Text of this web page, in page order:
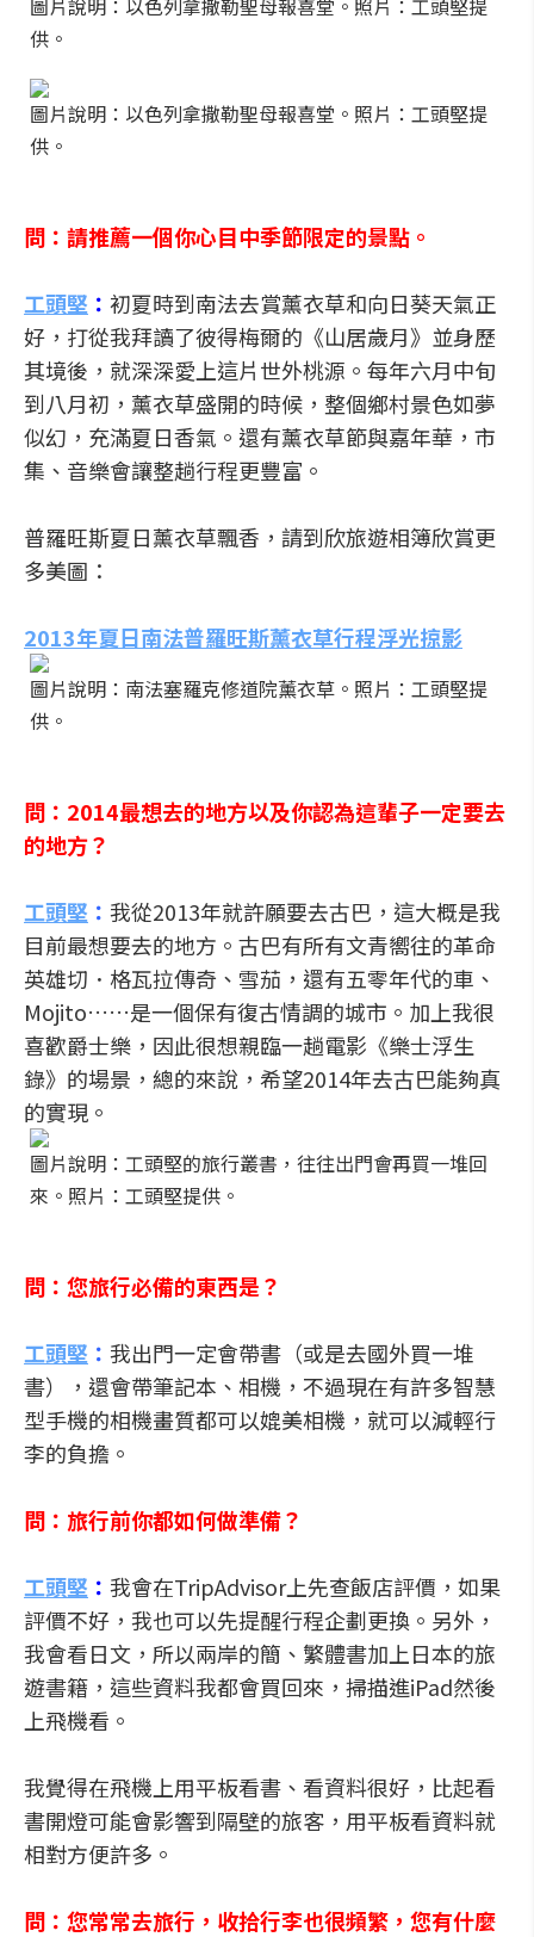
圖片說明：以色列拿撒勒聖母報喜堂。照片：工頭堅提
供。
圖片說明：以色列拿撒勒聖母報喜堂。照片：工頭堅提
供。
問：請推薦一個你心目中季節限定的景點。
工頭堅 ： 初夏時到南法去賞薰衣草和向日葵天氣正
好，打從我拜讀了彼得梅爾的《山居歲月》並身歷
其境後，就深深愛上這片世外桃源。每年六月中旬
到八月初，薰衣草盛開的時候，整個鄉村景色如夢
似幻，充滿夏日香氣。還有薰衣草節與嘉年華，市
集、音樂會讓整趟行程更豐富。
普羅旺斯夏日薰衣草飄香，請到欣旅遊相簿欣賞更
多美圖：
2013年夏日南法普羅旺斯薰衣草行程浮光掠影
圖片說明：南法塞羅克修道院薰衣草。照片：工頭堅提
供。
問：2014最想去的地方以及你認為這輩子一定要去
的地方？
工頭堅 ： 我從2013年就許願要去古巴，這大概是我
目前最想要去的地方。古巴有所有文青嚮往的革命
英雄切．格瓦拉傳奇、雪茄，還有五零年代的車、
Mojito……是一個保有復古情調的城市。加上我很
喜歡爵士樂，因此很想親臨一趟電影《樂士浮生
錄》的場景，總的來說，希望2014年去古巴能夠真
的實現。
圖片說明：工頭堅的旅行叢書，往往出門會再買一堆回
來。照片：工頭堅提供。
問：您旅行必備的東西是？
工頭堅 ： 我出門一定會帶書（或是去國外買一堆
書），還會帶筆記本、相機，不過現在有許多智慧
型手機的相機畫質都可以媲美相機，就可以減輕行
李的負擔。
問：旅行前你都如何做準備？
工頭堅 ： 我會在TripAdvisor上先查飯店評價，如果
評價不好，我也可以先提醒行程企劃更換。另外，
我會看日文，所以兩岸的簡、繁體書加上日本的旅
遊書籍，這些資料我都會買回來，掃描進iPad然後
上飛機看。
我覺得在飛機上用平板看書、看資料很好，比起看
書開燈可能會影響到隔壁的旅客，用平板看資料就
相對方便許多。
問：您常常去旅行，收拾行李也很頻繁，您有什麼